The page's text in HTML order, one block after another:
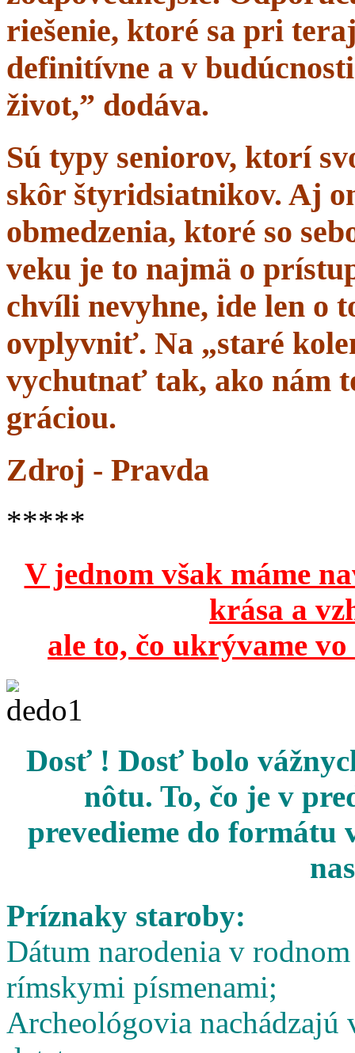
riešenie, ktoré sa pri
definitívne a v
život,” dodáva.
Sú typy seniorov, ktorí
skôr štyridsiatnikov. Aj
obmedzenia, ktoré so
veku je to najmä o
chvíli nevyhne, ide len o
ovplyvniť. Na „staré
vychutnať tak, ako nám
gráciou.
Zdroj - Pravda
*****
V jednom však máme
krása a
ale to, čo ukrývame
Dosť ! Dosť bolo
nôtu. To, čo je v
prevedieme do formátu
Príznaky staroby:
Dátum narodenia v
rímskymi písmenami;
Archeológovia nachádzajú